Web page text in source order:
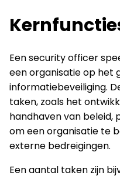
Een security officer
een organisatie op het
informatiebeveiliging.
taken, zoals het
handhaven van beleid,
om een organisatie te
externe bedreigingen.
Een aantal taken zijn